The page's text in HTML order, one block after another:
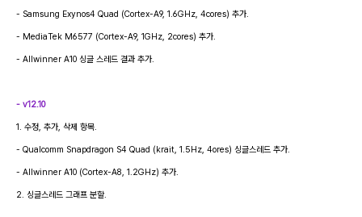
- Samsung Exynos4 Quad (Cortex-A9, 1.6GHz, 4cores) 추가.
- MediaTek M6577 (Cortex-A9, 1GHz, 2cores) 추가.
- Allwinner A10 싱글 스레드 결과 추가.
- v12.10
1. 수정, 추가, 삭제 항목.
- Qualcomm Snapdragon S4 Quad (krait, 1.5Hz, 4ores) 싱글스레드 추가.
- Allwinner A10 (Cortex-A8, 1.2GHz) 추가.
2. 싱글스레드 그래프 분할.